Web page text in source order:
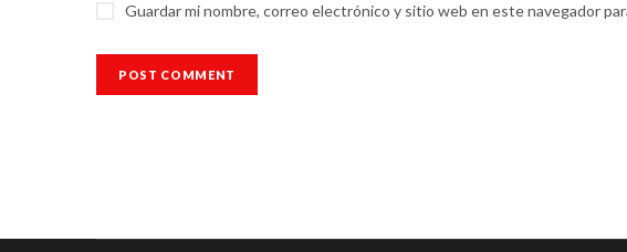
Guardar mi nombre, correo electrónico y sitio web en este navegador